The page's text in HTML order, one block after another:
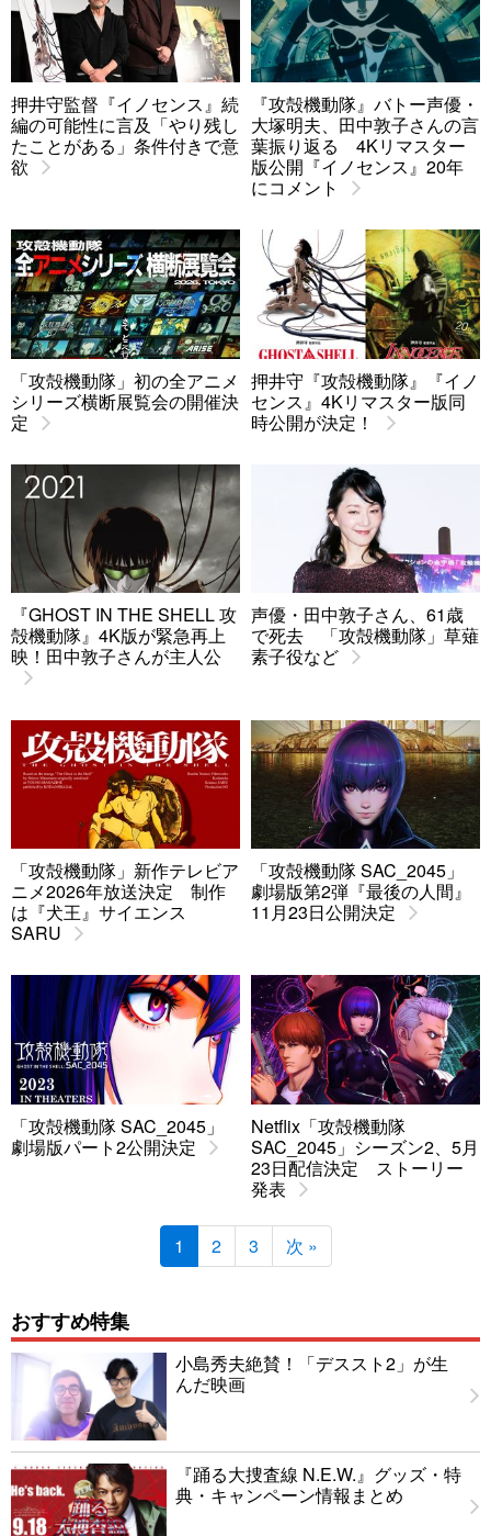
押井守監督『イノセンス』続
編の可能性に言及「やり残し
たことがある」条件付きで意
欲
『攻殻機動隊』バトー声優・
大塚明夫、田中敦子さんの言
葉振り返る 4Kリマスター
版公開『イノセンス』20年
にコメント
「攻殻機動隊」初の全アニメ
シリーズ横断展覧会の開催決
定
押井守『攻殻機動隊』『イノ
センス』4Kリマスター版同
時公開が決定！
『GHOST IN THE SHELL 攻
殻機動隊』4K版が緊急再上
映！田中敦子さんが主人公
声優・田中敦子さん、61歳
で死去 「攻殻機動隊」草薙
素子役など
「攻殻機動隊」新作テレビア
ニメ2026年放送決定 制作
は『犬王』サイエンス
SARU
「攻殻機動隊 SAC_2045」
劇場版第2弾『最後の人間』
11月23日公開決定
「攻殻機動隊 SAC_2045」
劇場版パート2公開決定
Netflix「攻殻機動隊
SAC_2045」シーズン2、5月
23日配信決定 ストーリー
発表
1 2 3 次 »
おすすめ特集
小島秀夫絶賛！「デススト2」が生
んだ映画
『踊る大捜査線 N.E.W.』グッズ・特
典・キャンペーン情報まとめ